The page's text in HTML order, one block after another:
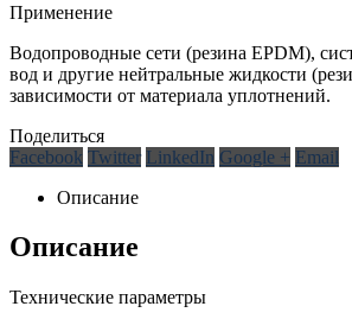
Применение
Водопроводные сети (резина EPDM),
вод и другие нейтральные жидкости
зависимости от материала уплотнений.
Поделиться
Facebook Twitter LinkedIn Google + Email
Описание
Описание
Технические параметры